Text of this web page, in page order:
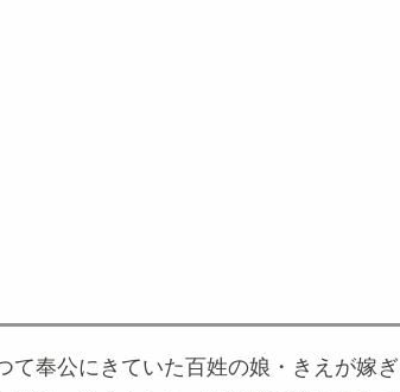
て奉公にきていた百姓の娘・きえが嫁ぎ